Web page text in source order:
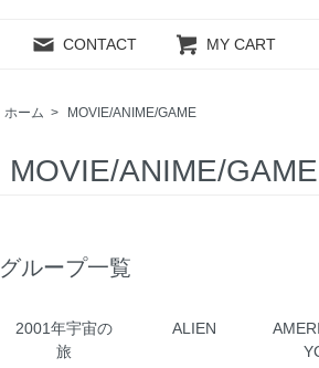
CONTACT MY CART
ホーム > MOVIE/ANIME/GAME
MOVIE/ANIME/GAME
グループ一覧
2001年宇宙の
旅
ALIEN